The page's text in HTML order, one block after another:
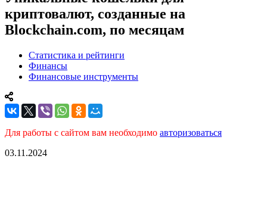
криптовалют, созданные на
Blockchain.com, по месяцам
Статистика и рейтинги
Финансы
Финансовые инструменты
Для работы с сайтом вам необходимо авторизоваться
03.11.2024